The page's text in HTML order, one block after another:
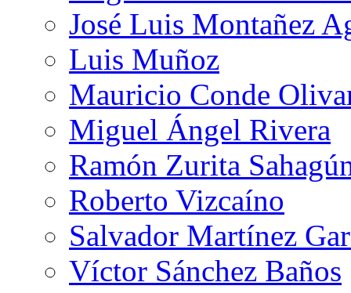
José Luis Montañez
Luis Muñoz
Mauricio Conde
Miguel Ángel Rivera
Ramón Zurita
Roberto Vizcaíno
Salvador Martínez
Víctor Sánchez Baños